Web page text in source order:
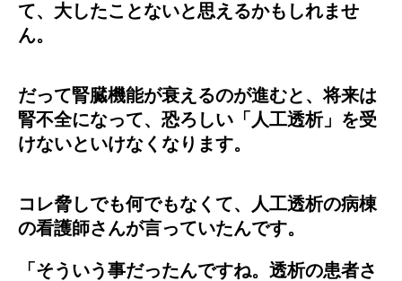
て、大したことないと思えるかもしれませ
ん。
だって腎臓機能が衰えるのが進むと、将来は
腎不全になって、恐ろしい「人工透析」を受
けないといけなくなります。
コレ脅しでも何でもなくて、人工透析の病棟
の看護師さんが言っていたんです。
「そういう事だったんですね。透析の患者さ